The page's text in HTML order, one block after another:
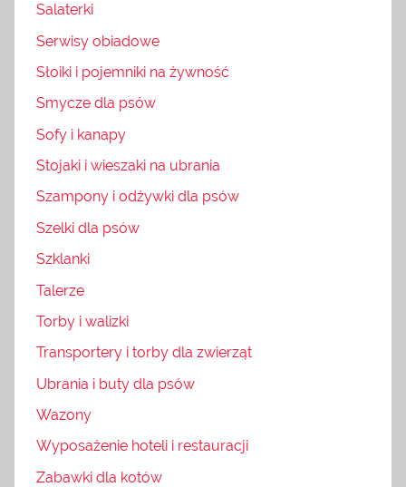
Salaterki
Serwisy obiadowe
Słoiki i pojemniki na żywność
Smycze dla psów
Sofy i kanapy
Stojaki i wieszaki na ubrania
Szampony i odżywki dla psów
Szelki dla psów
Szklanki
Talerze
Torby i walizki
Transportery i torby dla zwierząt
Ubrania i buty dla psów
Wazony
Wyposażenie hoteli i restauracji
Zabawki dla kotów